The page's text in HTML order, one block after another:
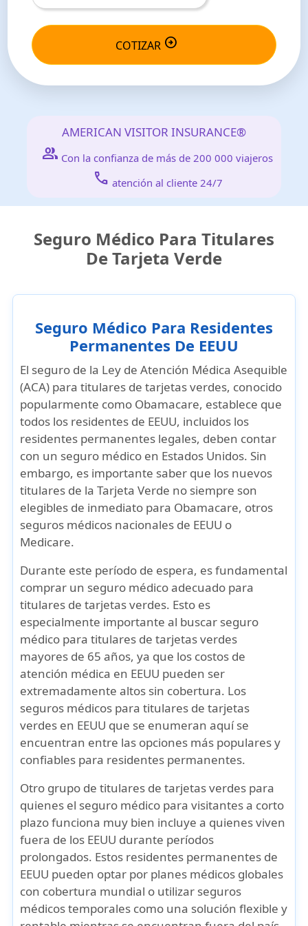
COTIZAR arrow_circle_right
AMERICAN VISITOR INSURANCE®
group Con la confianza de más de 200 000 viajeros
call atención al cliente 24/7
Seguro Médico Para Titulares
De Tarjeta Verde
Seguro Médico Para Residentes
Permanentes De EEUU
El seguro de la Ley de Atención Médica Asequible
(ACA) paratitulares de tarjetas verdes, conocido
popularmente como Obamacare, establece que
todos los residentes de EEUU, incluidos los
residentes permanentes legales, deben contar
con un seguro médico en Estados Unidos. Sin
embargo, es importante saber que los nuevos
titulares de la Tarjeta Verde no siempre son
elegibles de inmediato para Obamacare, otros
seguros médicos nacionales de EEUU o
Medicare.
Durante este período de espera, es fundamental
comprar un seguro médico adecuado para
titulares de tarjetas verdes. Esto es
especialmente importante al buscar seguro
médico para titulares de tarjetas verdes
mayores de 65 años, ya que los costos de
atención médica en EEUU pueden ser
extremadamente altos sin cobertura. Los
seguros médicos para titulares de tarjetas
verdes en EEUU que se enumeran aquí se
encuentran entre las opciones más populares y
confiables para residentes permanentes.
Otro grupo detitulares de tarjetas verdes para
quienes el seguro médico para visitantes a corto
plazofunciona muy bien incluye a quienes viven
fuera de los EEUU durante períodos
prolongados. Estos residentes permanentes de
EEUU pueden optar por planes médicos globales
con cobertura mundial o utilizar seguros
médicos temporales como una solución flexible y